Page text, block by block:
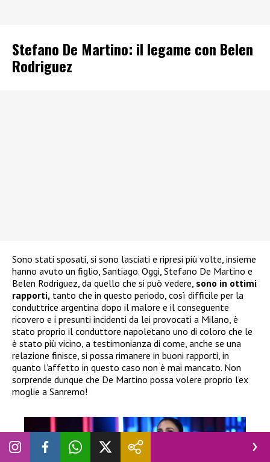
Stefano De Martino: il legame con Belen
Rodriguez
Sono stati sposati, si sono lasciati e ripresi più volte, insieme
hanno avuto un figlio, Santiago. Oggi, Stefano De Martino e
Belen Rodriguez, da quello che si può vedere, sono in ottimi
rapporti, tanto che in questo periodo, così difficile per la
conduttrice argentina dopo il malore e il conseguente
ricovero e i presunti incidenti da lei provocati a Milano, è
stato proprio il conduttore napoletano uno di coloro che le
è stato più vicino, a testimonianza di come, anche se una
relazione finisce, si possa rimanere in buoni rapporti, in
quanto l’affetto in questo caso non è mai mancato. Non
sorprende dunque che De Martino possa volere proprio l’ex
moglie a Sanremo!